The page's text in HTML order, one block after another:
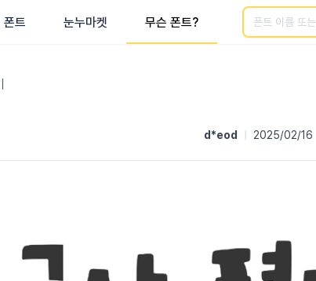
폰트 눈누마켓 무슨 폰트?
검색
d*eod 2025/02/16